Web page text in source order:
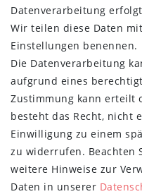
Vertrag widerrufen
MYPOPUPCLUB
Über uns
Retoure
Versand- und
NEWSLETTER
E-MAIL **
Newsletter
Honig
Datenverarbeitung
Wir teilen diese Daten
Einstellungen benennen.
Die Datenverarbeitung
aufgrund eines
Zustimmung kann erteilt
besteht das Recht, nicht
Einwilligung zu einem
zu widerrufen. Beachten
weitere Hinweise zur
Daten in unserer